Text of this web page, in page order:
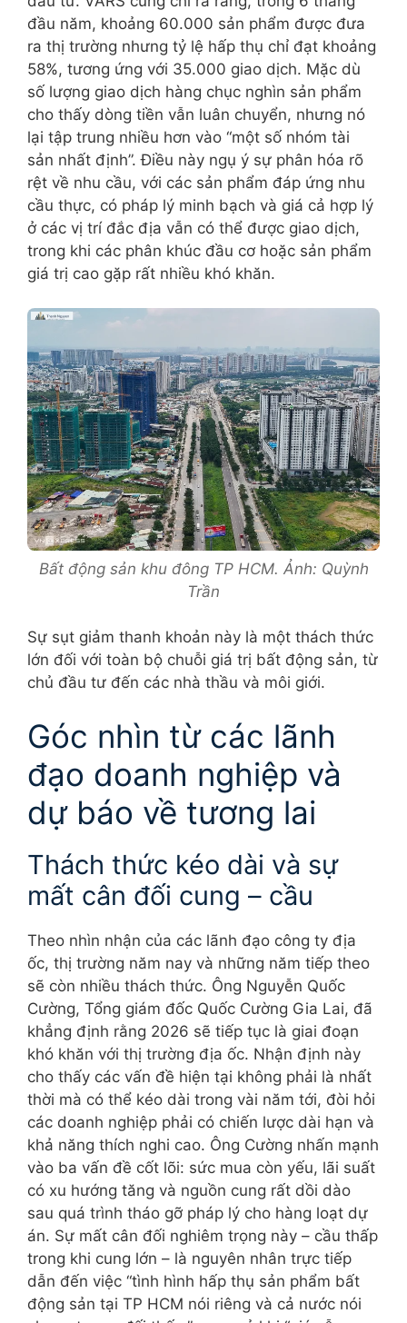
đầu năm, khoảng 60.000 sản phẩm được đưa
ra thị trường nhưng tỷ lệ hấp thụ chỉ đạt khoảng
58%, tương ứng với 35.000 giao dịch. Mặc dù
số lượng giao dịch hàng chục nghìn sản phẩm
cho thấy dòng tiền vẫn luân chuyển, nhưng nó
lại tập trung nhiều hơn vào “một số nhóm tài
sản nhất định”. Điều này ngụ ý sự phân hóa rõ
rệt về nhu cầu, với các sản phẩm đáp ứng nhu
cầu thực, có pháp lý minh bạch và giá cả hợp lý
ở các vị trí đắc địa vẫn có thể được giao dịch,
trong khi các phân khúc đầu cơ hoặc sản phẩm
giá trị cao gặp rất nhiều khó khăn.
Bất động sản khu đông TP HCM. Ảnh: Quỳnh
Trần
Sự sụt giảm thanh khoản này là một thách thức
lớn đối với toàn bộ chuỗi giá trị bất động sản, từ
chủ đầu tư đến các nhà thầu và môi giới.
Góc nhìn từ các lãnh
đạo doanh nghiệp và
dự báo về tương lai
Thách thức kéo dài và sự
mất cân đối cung – cầu
Theo nhìn nhận của các lãnh đạo công ty địa
ốc, thị trường năm nay và những năm tiếp theo
sẽ còn nhiều thách thức. Ông Nguyễn Quốc
Cường, Tổng giám đốc Quốc Cường Gia Lai, đã
khẳng định rằng 2026 sẽ tiếp tục là giai đoạn
khó khăn với thị trường địa ốc. Nhận định này
cho thấy các vấn đề hiện tại không phải là nhất
thời mà có thể kéo dài trong vài năm tới, đòi hỏi
các doanh nghiệp phải có chiến lược dài hạn và
khả năng thích nghi cao. Ông Cường nhấn mạnh
vào ba vấn đề cốt lõi: sức mua còn yếu, lãi suất
có xu hướng tăng và nguồn cung rất dồi dào
sau quá trình tháo gỡ pháp lý cho hàng loạt dự
án. Sự mất cân đối nghiêm trọng này – cầu thấp
trong khi cung lớn – là nguyên nhân trực tiếp
dẫn đến việc “tình hình hấp thụ sản phẩm bất
động sản tại TP HCM nói riêng và cả nước nói